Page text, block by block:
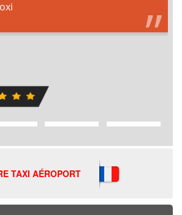
TAXI AÉROPORT